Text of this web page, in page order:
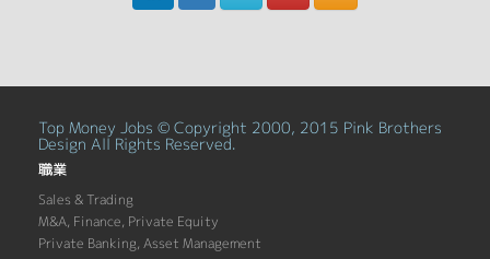
Top Money Jobs © Copyright 2000, 2015 Pink Brothers
Design All Rights Reserved.
職業
Sales & Trading
M&A, Finance, Private Equity
Private Banking, Asset Management